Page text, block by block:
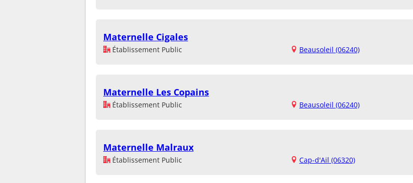
Maternelle Cigales
Établissement Public Beausoleil (06240)
Maternelle Les Copains
Établissement Public Beausoleil (06240)
Maternelle Malraux
Établissement Public Cap-d'Ail (06320)